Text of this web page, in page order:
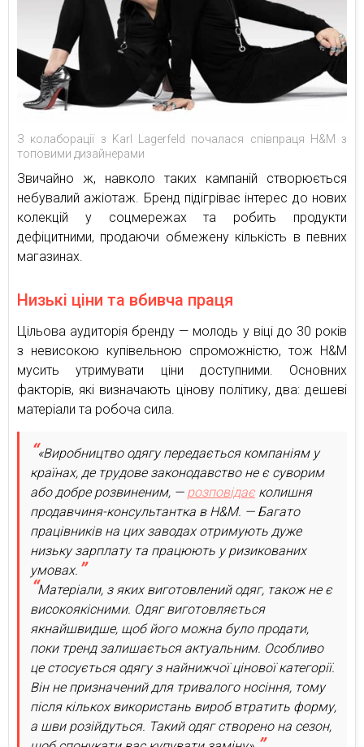
З колаборації з Karl Lagerfeld почалася співпраця H&M з
топовими дизайнерами
Звичайно ж, навколо таких кампаній створюється
небувалий ажіотаж. Бренд підігріває інтерес до нових
колекцій у соцмережах та робить продукти
дефіцитними, продаючи обмежену кількість в певних
магазинах.
Низькі ціни та вбивча праця
Цільова аудиторія бренду — молодь у віці до 30 років
з невисокою купівельною спроможністю, тож H&M
мусить утримувати ціни доступними. Основних
факторів, які визначають цінову політику, два: дешеві
матеріали та робоча сила.
«Виробництво одягу передається компаніям у
країнах, де трудове законодавство не є суворим
або добре розвиненим, — розповідає колишня
продавчиня-консультантка в H&M. — Багато
працівників на цих заводах отримують дуже
низьку зарплату та працюють у ризикованих
умовах.
Матеріали, з яких виготовлений одяг, також не є
високоякісними. Одяг виготовляється
якнайшвидше, щоб його можна було продати,
поки тренд залишається актуальним. Особливо
це стосується одягу з найнижчої цінової категорії.
Він не призначений для тривалого носіння, тому
після кількох використань вироб втратить форму,
а шви розійдуться. Такий одяг створено на сезон,